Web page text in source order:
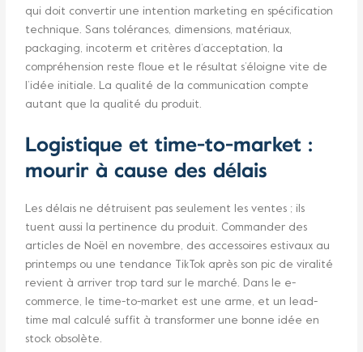
qui doit convertir une intention marketing en spécification
technique. Sans tolérances, dimensions, matériaux,
packaging, incoterm et critères d’acceptation, la
compréhension reste floue et le résultat s’éloigne vite de
l’idée initiale. La qualité de la communication compte
autant que la qualité du produit.
Logistique et time-to-market :
mourir à cause des délais
Les délais ne détruisent pas seulement les ventes ; ils
tuent aussi la pertinence du produit. Commander des
articles de Noël en novembre, des accessoires estivaux au
printemps ou une tendance TikTok après son pic de viralité
revient à arriver trop tard sur le marché. Dans le e-
commerce, le time-to-market est une arme, et un lead-
time mal calculé suffit à transformer une bonne idée en
stock obsolète.